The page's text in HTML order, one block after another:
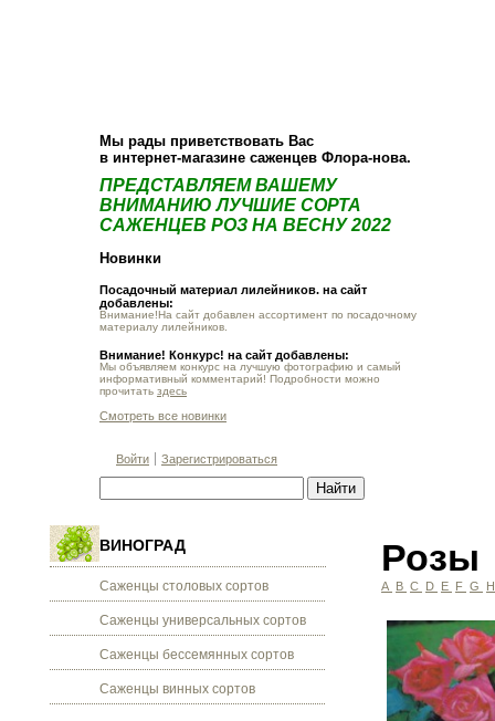
Мы рады приветствовать Вас
в интернет-магазине саженцев Флора-нова.
ПРЕДСТАВЛЯЕМ ВАШЕМУ
ВНИМАНИЮ ЛУЧШИЕ СОРТА
САЖЕНЦЕВ РОЗ НА ВЕСНУ 2022
Новинки
Посадочный материал лилейников. на сайт
добавлены:
Внимание!На сайт добавлен ассортимент по посадочному
материалу лилейников.
Внимание! Конкурс! на сайт добавлены:
Мы объявляем конкурс на лучшую фотографию и самый
информативный комментарий! Подробности можно
прочитать здесь
Смотреть все новинки
Войти Зарегистрироваться
ВИНОГРАД
Саженцы столовых сортов
Саженцы универсальных сортов
Саженцы бессемянных сортов
Саженцы винных сортов
Розы
A B C D E F G